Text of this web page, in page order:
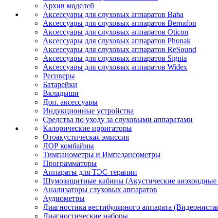
Архив моделей
Аксессуары для слуховых аппаратов Baha
Аксессуары для слуховых аппаратов Bernafon
Аксессуары для слуховых аппаратов Oticon
Аксессуары для слуховых аппаратов Phonak
Аксессуары для слуховых аппаратов ReSound
Аксессуары для слуховых аппаратов Signia
Аксессуары для слуховых аппаратов Widex
Ресиверы
Батарейки
Вкладыши
Доп. аксессуары
Индукционные устройства
Средства по уходу за слуховыми аппаратами
Калорические ирригаторы
Отоакустическая эмиссия
ЛОР комбайны
Тимпанометры и Импедансометры
Программаторы
Аппараты для ТЭС-терапии
Шумозащитные кабины (Акустические
Анализаторы слуховых аппаратов
Аудиометры
Диагностика вестибулярного аппарата
Диагностические наборы